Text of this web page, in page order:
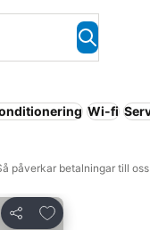
Wi-fi
påverkar betalningar till
Dela
Lägg till i Mina